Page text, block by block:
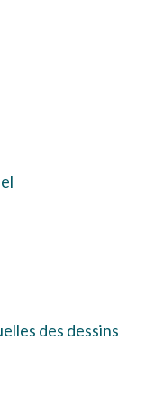
des dessins